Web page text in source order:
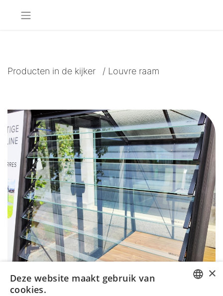
Producten in de kijker / Louvre raam
×
Deze website maakt gebruik van
cookies.